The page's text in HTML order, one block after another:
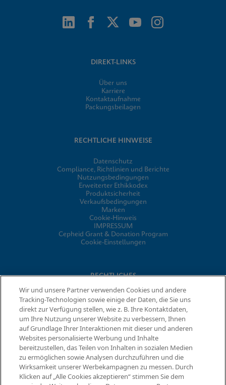
DIREKT-LINKS
Über uns
Karriere
Kontaktaufnahme
Packungsbeilagen
RECHTLICHE HINWEISE
Datenschutz
Compliance, Richtlinien und Berichte
Nutzungsbedingungen
Erweiterter Ethikkodex
Produktsicherheit
Verkaufsbedingungen
Marken
Cookie-Hinweis
IMPRESSUM
Cepheid Grant & Donation Program
Cookie-Einstellungen
RECHTLICHES
Datenschutzvereinbarung
Partner-Gemeinschaften
Allgemeine Geschäftsbedingungen für Informationssicherheit
© 2026 Cepheid. Cepheid®, das Cepheid-Logo, GeneXpert®,
Xpert® und I-CORE® sind Marken von Cepheid, die in den USA
und anderen Ländern eingetragen sind.
Wir und unsere Partner verwenden Cookies und andere
Tracking-Technologien sowie einige der Daten, die Sie uns
direkt zur Verfügung stellen, wie z. B. Ihre Kontaktdaten,
um Ihre Nutzung unserer Website zu verbessern, Ihnen
auf Grundlage Ihrer Interaktionen mit dieser und anderen
Websites personalisierte Werbung und Inhalte
bereitzustellen, das Teilen von Inhalten in sozialen Medien
zu ermöglichen sowie Analysen durchzuführen und die
Wirksamkeit unserer Werbekampagnen zu messen. Durch
Klicken auf „Alle Cookies akzeptieren“ stimmen Sie dem